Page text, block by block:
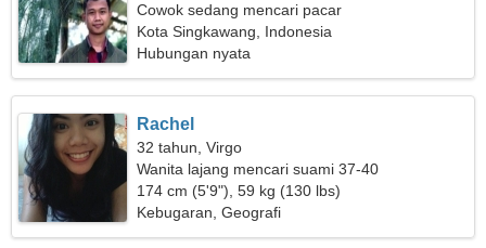
Cowok sedang mencari pacar
Kota Singkawang, Indonesia
Hubungan nyata
Rachel
32 tahun, Virgo
Wanita lajang mencari suami 37-40
174 cm (5'9"), 59 kg (130 lbs)
Kebugaran, Geografi